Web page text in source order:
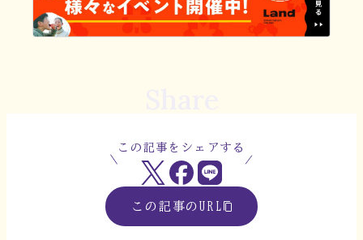
この記事をシェアする
この記事のURL